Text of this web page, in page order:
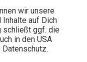
wir unsere
auf Dich
schließt ggf. die
in den USA